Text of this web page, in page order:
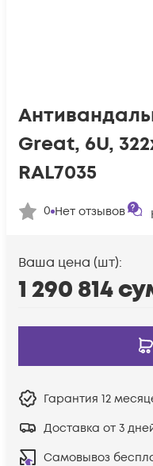
Great, 6U,
RAL7035
0 Нет отзывов
Ваша цена (шт):
1 290 814
Гарантия 12
Доставка от 3
Самовывоз